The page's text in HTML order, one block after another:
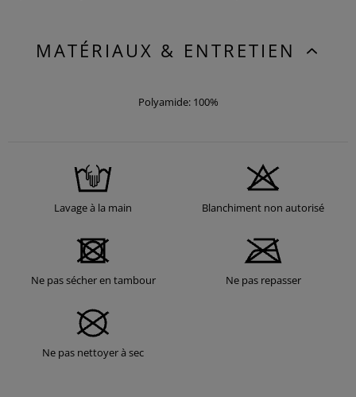
MATÉRIAUX & ENTRETIEN
Polyamide: 100%
Lavage à la main Blanchiment non autorisé
Ne pas sécher en tambour Ne pas repasser
Ne pas nettoyer à sec